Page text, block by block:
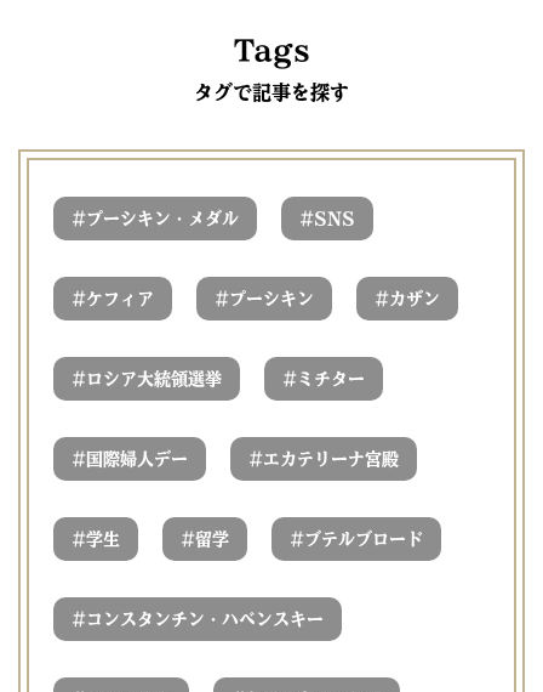
Tags
タグで記事を探す
#プーシキン・メダル #SNS
#ケフィア #プーシキン # カザン
# ロシア大統領選挙 # ミチター
# 国際婦人デー #エカテリーナ宮殿
#学生 #留学 #ブテルブロード
# コンスタンチン・ハベンスキー